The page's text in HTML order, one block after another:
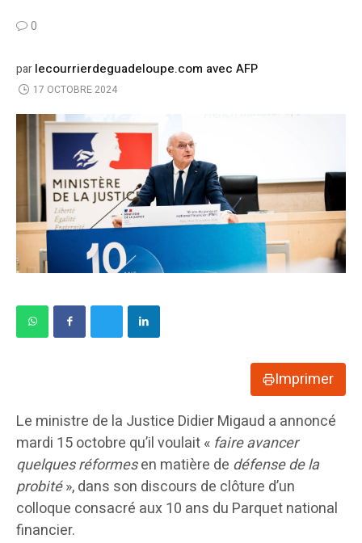
0
parlecourrierdeguadeloupe.com avec AFP
17 OCTOBRE 2024
Imprimer
Le ministre de la Justice Didier Migaud a annoncé
mardi 15 octobre qu’il voulait « faire avancer
quelques réformesen matière de défense de la
probité», dans son discours de clôture d’un
colloque consacré aux 10 ans du Parquet national
financier.